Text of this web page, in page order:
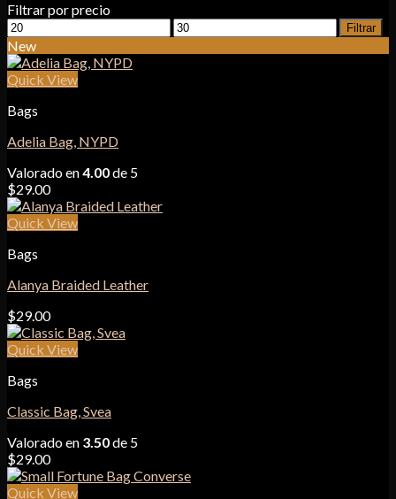
Filtrar por precio
Precio
mínimo
Precio
máximo
Filtrar
New
Quick View
Bags
Adelia Bag, NYPD
Valorado en4.00de 5
$29.00
Quick View
Bags
Alanya Braided Leather
$29.00
Quick View
Bags
Classic Bag, Svea
Valorado en 3.50de 5
$29.00
Quick View